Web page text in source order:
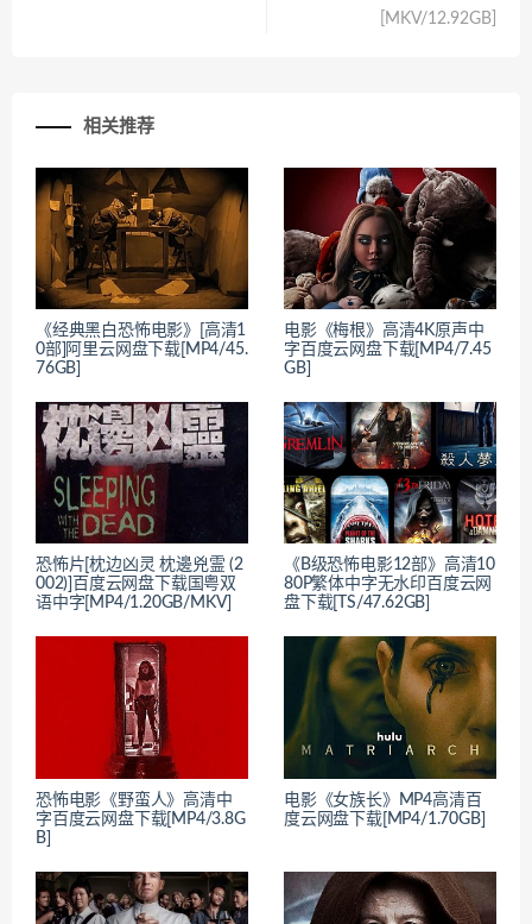
[MKV/12.92GB]
相关推荐
《经典黑白恐怖电影》[高清1
0部]阿里云网盘下载[MP4/45.
76GB]
电影《梅根》高清4K原声中
字百度云网盘下载[MP4/7.45
GB]
恐怖片[枕边凶灵 枕邊兇霊 (2
002)]百度云网盘下载国粤双
语中字[MP4/1.20GB/MKV]
《B级恐怖电影12部》高清10
80P繁体中字无水印百度云网
盘下载[TS/47.62GB]
恐怖电影《野蛮人》高清中
字百度云网盘下载[MP4/3.8G
B]
电影《女族长》MP4高清百
度云网盘下载[MP4/1.70GB]